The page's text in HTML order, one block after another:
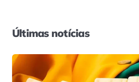
Últimas notícias